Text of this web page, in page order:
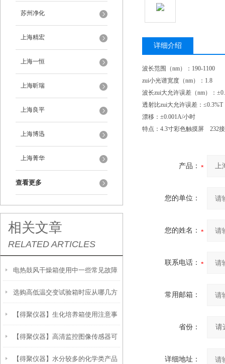
苏州净化
上海精宏
上海一恒
上海昕瑞
上海良平
上海博迅
上海菁华
查看更多
相关文章
RELATED ARTICLES
电热鼓风干燥箱使用中一些常见故障
分析
选购高低温交变试验箱时应从哪几方
面考虑？
【得聚仪器】生化培养箱使用注意事
项【得聚仪器】高清监控图像传感器可
在得聚防潮箱储存
【得聚仪器】水分较多的化学类产品
详细介绍
波长范围（nm）：190-1100
zui小光谱宽度（nm）：1.8
波长zui大允许误差（nm）：
透射比zui大允许误差：≤0.3%T
漂移：±0.001A/小时
特点：4.3寸彩色触摸屏 232
产品：
您的单位：
您的姓名：
联系电话：
常用邮箱：
省份：
详细地址：